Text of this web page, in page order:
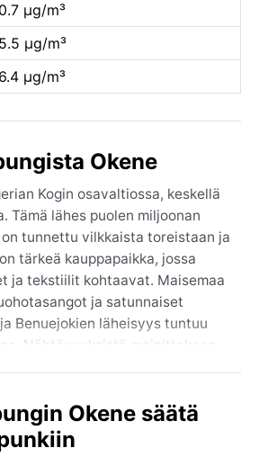
0.7 µg/m³
5.5 µg/m³
6.4 µg/m³
Okene
Kogin osavaltiossa, keskellä
Tämä lähes puolen miljoonan
tunnettu vilkkaista toreistaan ja
tärkeä kauppapaikka, jossa
ja tekstiilit kohtaavat. Maisemaa
ja satunnaiset
Benuejokien läheisyys tuntuu
Nähtävyyksistä mainittakoon
mukaan Okene on trooppista
Okene säätä